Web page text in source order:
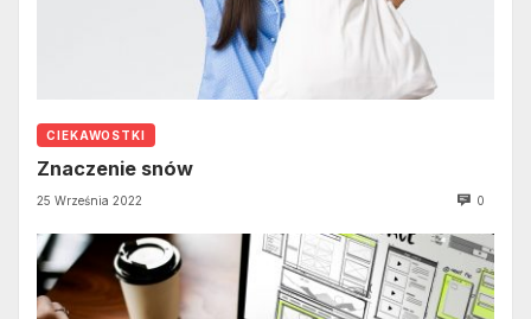
CIEKAWOSTKI
Znaczenie snów
25 Września 2022 0